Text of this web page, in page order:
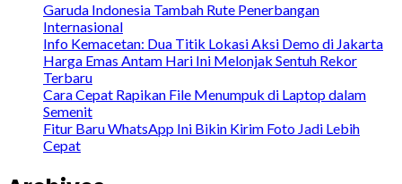
Garuda Indonesia Tambah Rute Penerbangan
Internasional
Info Kemacetan: Dua Titik Lokasi Aksi Demo di Jakarta
Harga Emas Antam Hari Ini Melonjak Sentuh Rekor
Terbaru
Cara Cepat Rapikan File Menumpuk di Laptop dalam
Semenit
Fitur Baru WhatsApp Ini Bikin Kirim Foto Jadi Lebih
Cepat